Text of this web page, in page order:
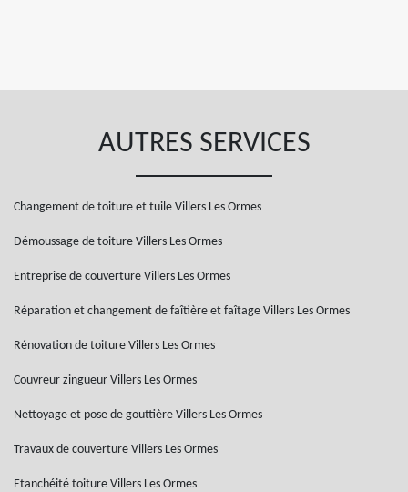
AUTRES SERVICES
Changement de toiture et tuile Villers Les Ormes
Démoussage de toiture Villers Les Ormes
Entreprise de couverture Villers Les Ormes
Réparation et changement de faîtière et faîtage Villers Les Ormes
Rénovation de toiture Villers Les Ormes
Couvreur zingueur Villers Les Ormes
Nettoyage et pose de gouttière Villers Les Ormes
Travaux de couverture Villers Les Ormes
Etanchéité toiture Villers Les Ormes